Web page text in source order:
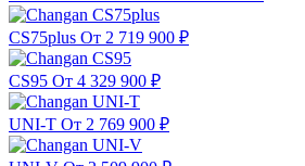
CS75plus От 2 719 900 ₽
CS95 От 4 329 900 ₽
UNI-T От 2 769 900 ₽